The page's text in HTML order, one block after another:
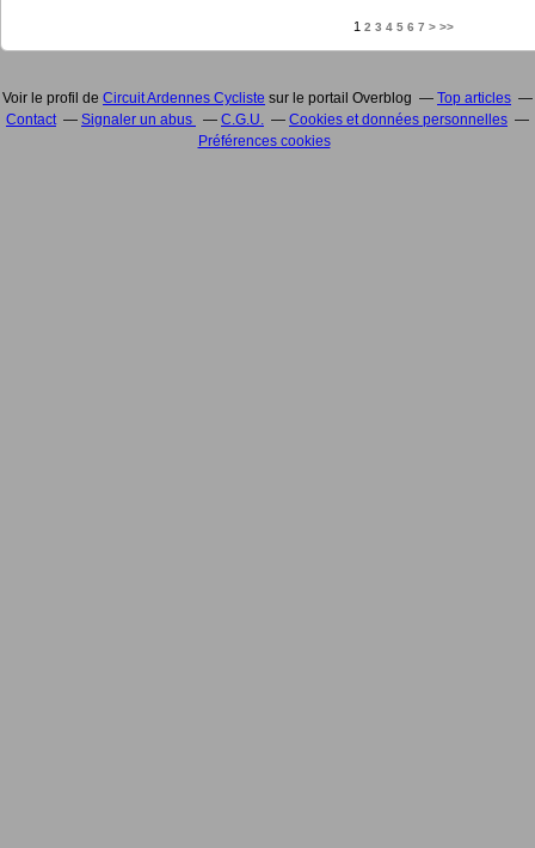
1 2 3 4 5 6 7 > >>
Voir le profil de Circuit Ardennes Cycliste sur le portail Overblog
Top articles
Contact
Signaler un abus C.G.U.
Cookies et données personnelles
Préférences cookies